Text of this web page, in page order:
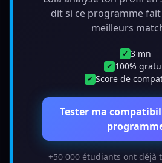
dit si ce programme
meilleurs
✓ 3 mn
✓ 100%
✓ Score de
Tester ma
+50 000 étudiants ont déjà